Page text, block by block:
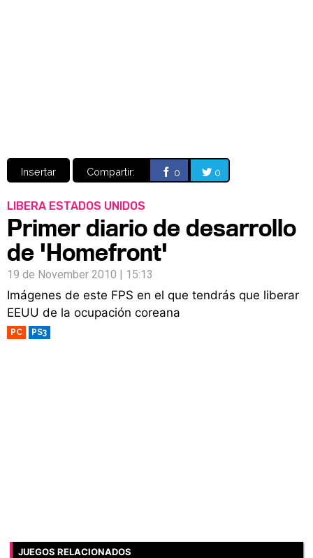
Insertar Compartir: 0 0
LIBERA ESTADOS UNIDOS
Primer diario de desarrollo
de 'Homefront'
19 de November 2010 | 15:13
Imágenes de este FPS en el que tendrás que liberar
EEUU de la ocupación coreana
PC PS3
JUEGOS RELACIONADOS